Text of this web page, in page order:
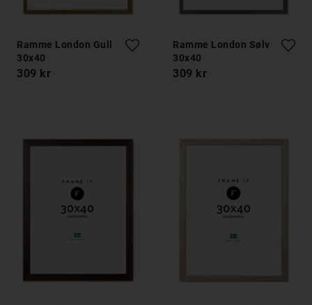
Ramme London Gull
30x40
309 kr
Ramme London Sølv
30x40
309 kr